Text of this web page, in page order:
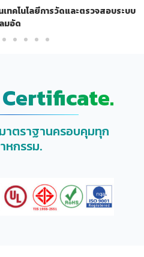
คโนโลยีการวัดและตรวจสอบระบบ
ลมอัด
าตราฐานครอบคุมทุก
หกรรม.